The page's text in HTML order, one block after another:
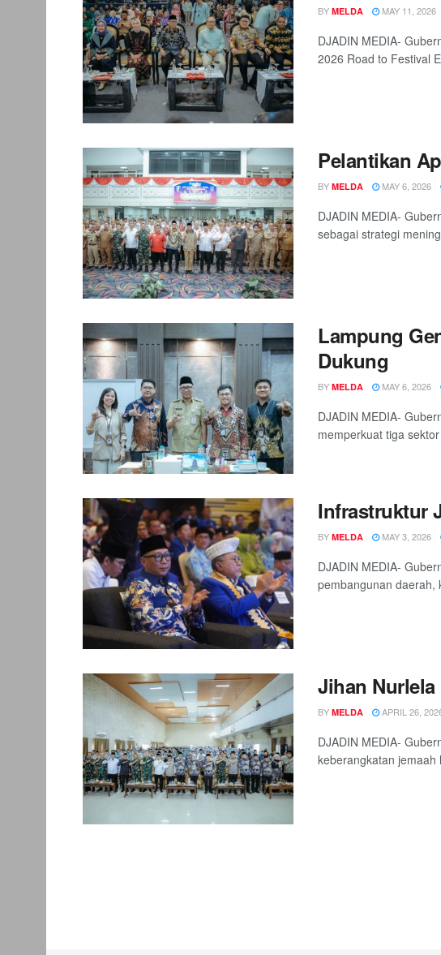
BY MELDA MAY 11, 2026
DJADIN MEDIA-
2026 Road to Festival
Pelantikan
BY MELDA MAY 6, 2026
DJADIN MEDIA-
sebagai strategi
Lampung
Dukung
BY MELDA MAY 6, 2026
DJADIN MEDIA-
memperkuat tiga
Infrastruktur
BY MELDA MAY 3, 2026
DJADIN MEDIA-
pembangunan daerah,
Jihan
BY MELDA APRIL 26,
DJADIN MEDIA-
keberangkatan jemaah